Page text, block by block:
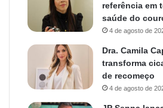
referência em
saúde do
4 de agosto de
Dra. Camila
transforma
de recomeço
4 de agosto de